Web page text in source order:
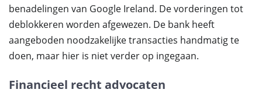
benadelingen van Google Ireland. De vorderingen tot
deblokkeren worden afgewezen. De bank heeft
aangeboden noodzakelijke transacties handmatig te
doen, maar hier is niet verder op ingegaan.
Financieel recht advocaten